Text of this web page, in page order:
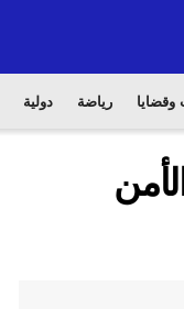
رياضة دولية